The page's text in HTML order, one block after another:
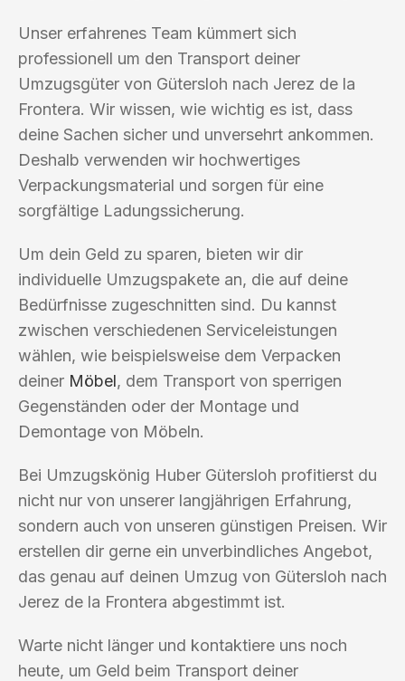
Unser erfahrenes Team kümmert sich
professionell um den Transport deiner
Umzugsgüter von Gütersloh nach Jerez de la
Frontera. Wir wissen, wie wichtig es ist, dass
deine Sachen sicher und unversehrt ankommen.
Deshalb verwenden wir hochwertiges
Verpackungsmaterial und sorgen für eine
sorgfältige Ladungssicherung.
Um dein Geld zu sparen, bieten wir dir
individuelle Umzugspakete an, die auf deine
Bedürfnisse zugeschnitten sind. Du kannst
zwischen verschiedenen Serviceleistungen
wählen, wie beispielsweise dem Verpacken
deiner Möbel, dem Transport von sperrigen
Gegenständen oder der Montage und
Demontage von Möbeln.
Bei Umzugskönig Huber Gütersloh profitierst du
nicht nur von unserer langjährigen Erfahrung,
sondern auch von unseren günstigen Preisen. Wir
erstellen dir gerne ein unverbindliches Angebot,
das genau auf deinen Umzug von Gütersloh nach
Jerez de la Frontera abgestimmt ist.
Warte nicht länger und kontaktiere uns noch
heute, um Geld beim Transport deiner